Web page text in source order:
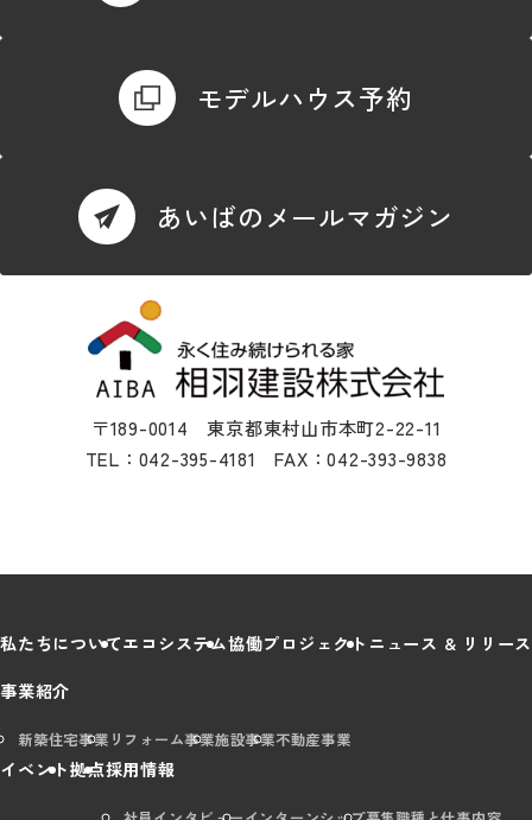
モデルハウス予約
あいばのメールマガジン
〒189-0014 東京都東村山市本町2-22-11
TEL：042-395-4181 FAX：042-393-9838
私たちについてエコシステム協働プロジェクト ニュース & リリース
事業紹介
新築住宅事業 リフォーム事業施設事業不動産事業
イベント拠点採用情報